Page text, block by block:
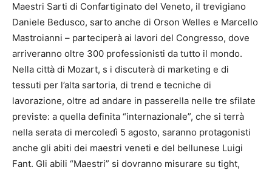
Maestri Sarti di Confartiginato del Veneto, il trevigiano
Daniele Bedusco, sarto anche di Orson Welles e Marcello
Mastroianni – parteciperà ai lavori del Congresso, dove
arriveranno oltre 300 professionisti da tutto il mondo.
Nella città di Mozart, s i discuterà di marketing e di
tessuti per l’alta sartoria, di trend e tecniche di
lavorazione, oltre ad andare in passerella nelle tre sfilate
previste: a quella definita “internazionale”, che si terrà
nella serata di mercoledì 5 agosto, saranno protagonisti
anche gli abiti dei maestri veneti e del bellunese Luigi
Fant. Gli abili “Maestri” si dovranno misurare su tight,